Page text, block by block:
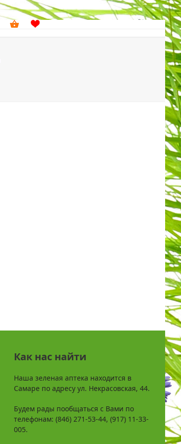
Как нас найти
Наша зеленая аптека находится в
Самаре по адресу ул. Некрасовская, 44.
Будем рады пообщаться с Вами по
телефонам: (846) 271-53-44, (917) 11-33-
005.